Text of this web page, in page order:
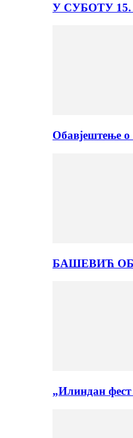
У СУБОТУ
Обавјештење о
БАШЕВИЋ
„Илиндан